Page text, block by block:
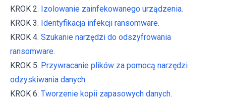
KROK 2. Izolowanie zainfekowanego urządzenia.
KROK 3. Identyfikacja infekcji ransomware.
KROK 4. Szukanie narzędzi do odszyfrowania
ransomware.
KROK 5. Przywracanie plików za pomocą narzędzi
odzyskiwania danych.
KROK 6. Tworzenie kopii zapasowych danych.